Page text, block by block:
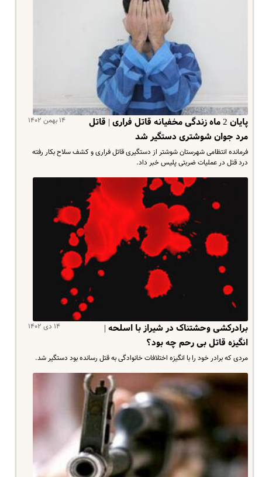
۱۴ بهمن ۱۴۰۲
پایان 2 ماه زندگی مخفیانه قاتل فراری | قاتل
مرد جوان شوشتری دستگیر شد
فرمانده انتظامی شهرستان شوشتر از دستگیری قاتل فراری و کشف سلاح بکار رفته
درد قتل در عملیات ضربتی پلیس خبر داد.
۱۴ دی ۱۴۰۲
برادرکشی وحشتناک در شیراز با اسلحه |
انگیزه قاتل بی رحم چه بود؟
مردی که برادر خود را با انگیزه اختلافات خانوادگی به قتل رسانده بود دستگیر شد.